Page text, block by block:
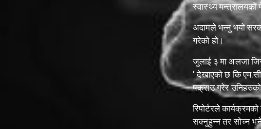
स्वास्थ्य मन्त्रालयको
अदामले भन्नु भयो
गरेको हो।
जुलाई ३ मा अलजा
' देखाएको छ कि
पक्राउ गरेर
रिपोर्टरले
सक्नुहुन्न तर सोच्न भने